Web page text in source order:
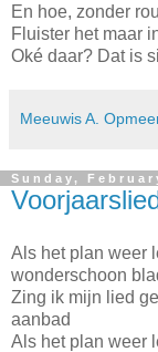
En hoe, zonder
Fluister het maar
Oké daar? Dat is
Meeuwis A.
Sunday,
Als het plan weer
wonderschoon
Zing ik mijn lied
aanbad
Als het plan weer